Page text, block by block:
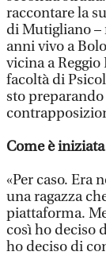
raccontare la
di Mutigliano –
anni vivo a
vicina a
facoltà di
sto
Come è
«Per caso. Era
una ragazza
piattaforma.
così ho deciso
ho deciso di